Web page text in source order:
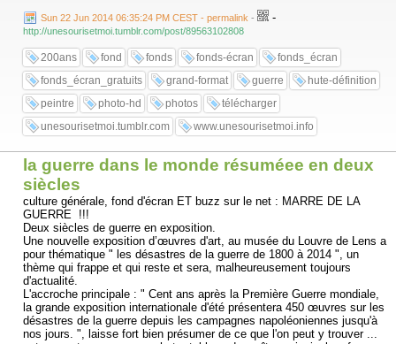
Sun 22 Jun 2014 06:35:24 PM CEST - permalink - -
http://unesourisetmoi.tumblr.com/post/89563102808
200ans fond fonds fonds-écran
fonds_écran
fonds_écran_gratuits
grand-format guerre
hute-définition
peintre
photo-hd photos
télécharger
unesourisetmoi.tumblr.com
www.unesourisetmoi.info
la guerre dans le monde résuméee en deux
siècles
culture générale, fond d'écran ET buzz sur le net : MARRE DE LA
GUERRE !!!
Deux siècles de guerre en exposition.
Une nouvelle exposition d’œuvres d'art, au musée du Louvre de Lens a
pour thématique " les désastres de la guerre de 1800 à 2014 ", un
thème qui frappe et qui reste et sera, malheureusement toujours
d'actualité.
L'accroche principale : " Cent ans après la Première Guerre mondiale,
la grande exposition internationale d'été présentera 450 œuvres sur les
désastres de la guerre depuis les campagnes napoléoniennes jusqu'à
nos jours. ", laisse fort bien présumer de ce que l'on peut y trouver ...